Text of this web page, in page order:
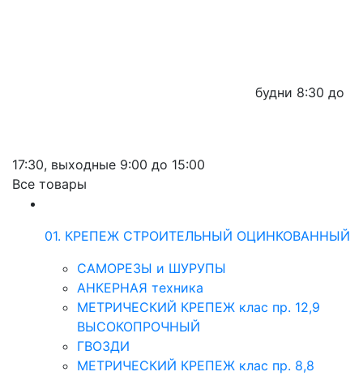
будни 8:30 до
17:30, выходные 9:00 до 15:00
Все товары
01. КРЕПЕЖ СТРОИТЕЛЬНЫЙ ОЦИНКОВАННЫЙ
САМОРЕЗЫ и ШУРУПЫ
АНКЕРНАЯ техника
МЕТРИЧЕСКИЙ КРЕПЕЖ клас пр. 12,9
ВЫСОКОПРОЧНЫЙ
ГВОЗДИ
МЕТРИЧЕСКИЙ КРЕПЕЖ клас пр. 8,8